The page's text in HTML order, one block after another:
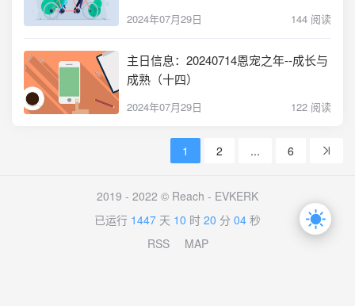
2024年07月29日 144 阅读
主日信息：20240714恩宠之年--成长与
成熟（十四）
2024年07月29日 122 阅读
1 2 ... 6
2019 - 2022 © Reach - EVKERK
已运行 1447 天 10 时 20 分 04 秒
RSS
MAP